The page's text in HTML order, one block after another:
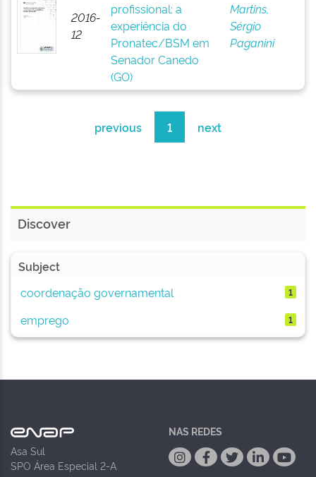
2016-
12
profissional: a
experiência do
Pronatec/BSM em
Senador Canedo
(GO)
Martins,
Sérgio
Paganini
previous 1 next
Discover
Subject
coordenação governamental
1
emprego 1
Asa Sul
SPO Área Especial 2-A
NAS REDES